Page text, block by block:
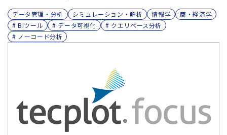
データ管理・分析 シミュレーション・解析 情報学
商・経済学
# BIツール
# データ可視化
# クエリベース分析
# ノーコード分析